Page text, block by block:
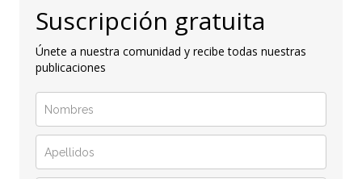
Suscripción gratuita
Únete a nuestra comunidad y recibe todas nuestras
publicaciones